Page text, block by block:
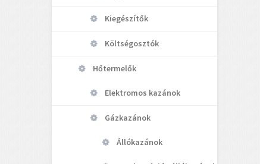
Kiegészítők
Költségosztók
Hőtermelők
Elektromos kazánok
Gázkazánok
Állókazánok